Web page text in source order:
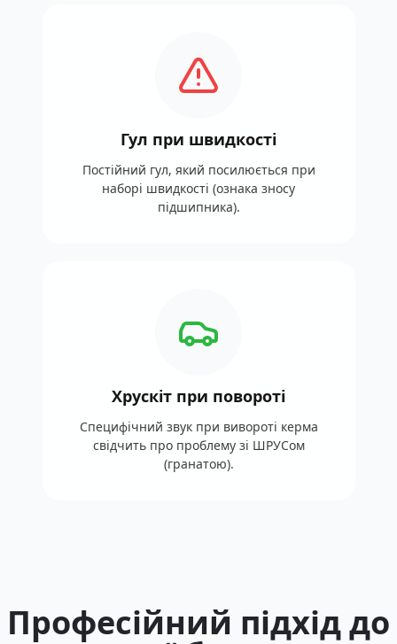
Гул при швидкості
Постійний гул, який посилюється при
наборі швидкості (ознака зносу
підшипника).
Хрускіт при повороті
Специфічний звук при вивороті керма
свідчить про проблему зі ШРУСом
(гранатою).
Професійний підхід до